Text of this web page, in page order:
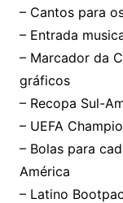
– Cantos para
– Entrada
– Marcador da
gráficos
– Recopa Sul-
– UEFA
– Bolas para
América
– Latino